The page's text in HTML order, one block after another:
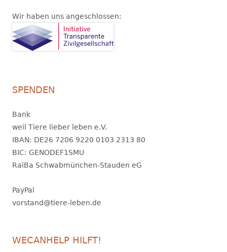
Wir haben uns angeschlossen:
SPENDEN
Bank
weil Tiere lieber leben e.V.
IBAN: DE26 7206 9220 0103 2313 80
BIC: GENODEF1SMU
RaiBa Schwabmünchen-Stauden eG
PayPal
vorstand@tiere-leben.de
WECANHELP HILFT!